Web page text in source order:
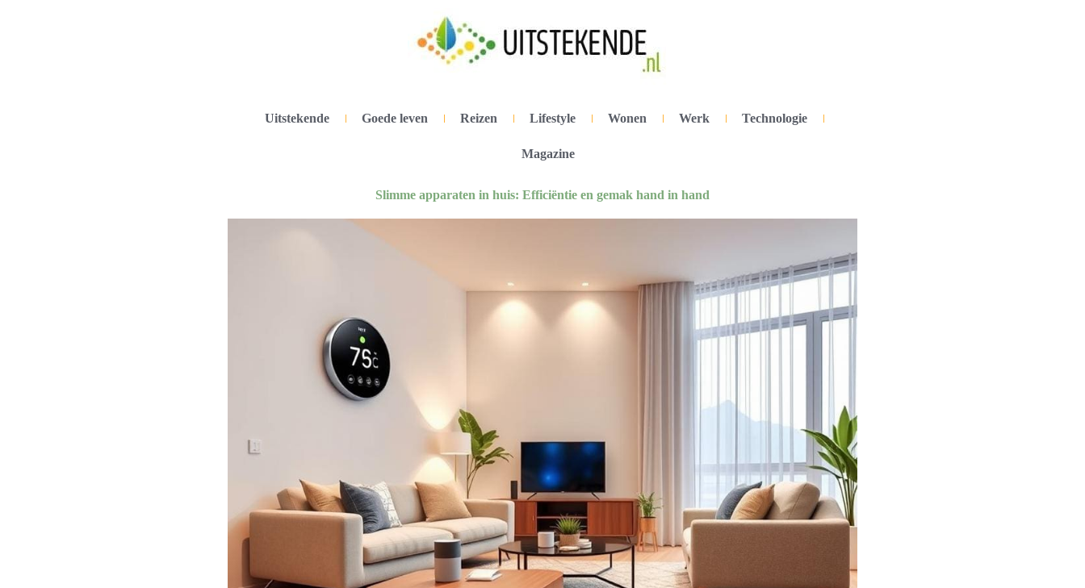
Uitstekende Goede leven Reizen Lifestyle Wonen Werk Technologie
Magazine
Slimme apparaten in huis: Efficiëntie en gemak hand in hand